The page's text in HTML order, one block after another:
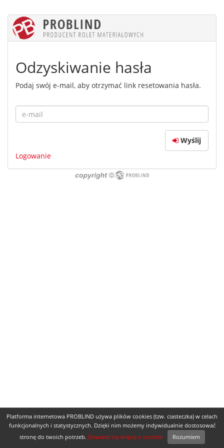
Odzyskiwanie hasła
Podaj swój e-mail, aby otrzymać link resetowania hasła.
Wyślij
Logowanie
Platforma internetowa PROBLIND używa plików cookies (tzw. ciasteczka) w celach
funkcjonalnych i statystycznych. Dzięki nim możemy indywidualnie dostosować
stronę do twoich potrzeb. Dowiedz się więcej o cookies Rozumiem